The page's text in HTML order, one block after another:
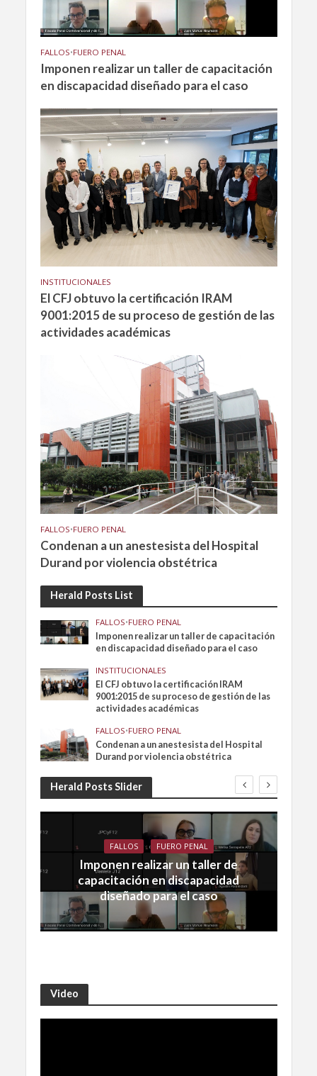
FALLOS•FUERO PENAL
Imponen realizar un taller de capacitación
en discapacidad diseñado para el caso
INSTITUCIONALES
El CFJ obtuvo la certificación IRAM
9001:2015 de su proceso de gestión de las
actividades académicas
FALLOS•FUERO PENAL
Condenan a un anestesista del Hospital
Durand por violencia obstétrica
Herald Posts List
FALLOS•FUERO PENAL
Imponen realizar un taller de capacitación
en discapacidad diseñado para el caso
INSTITUCIONALES
El CFJ obtuvo la certificación IRAM
9001:2015 de su proceso de gestión de las
actividades académicas
FALLOS•FUERO PENAL
Condenan a un anestesista del Hospital
Durand por violencia obstétrica
Herald Posts Slider
FALLOS FUERO PENAL
Imponen realizar un taller de
capacitación en discapacidad
diseñado para el caso
Video